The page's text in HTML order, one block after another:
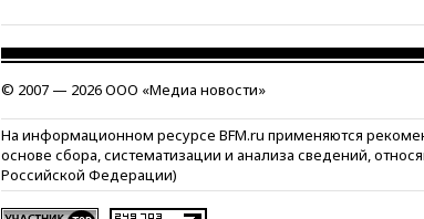
© 2007 — 2026 ООО «Медиа новости»
На информационном ресурсе BFM.ru применяются
основе сбора, систематизации и анализа сведений,
Российской Федерации)